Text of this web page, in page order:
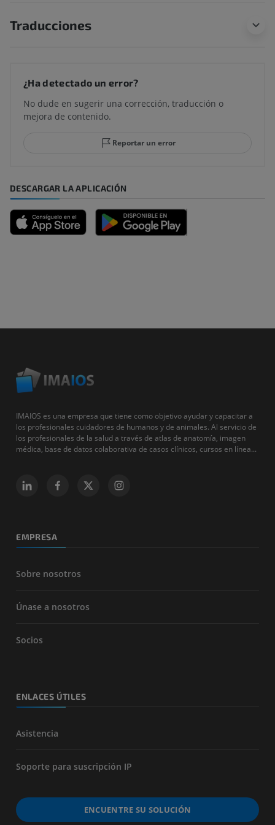
Traducciones
¿Ha detectado un error?
No dude en sugerir una corrección, traducción o
mejora de contenido.
Reportar un error
DESCARGAR LA APLICACIÓN
IMAIOS es una empresa que tiene como objetivo ayudar y capacitar a
los profesionales cuidadores de humanos y de animales. Al servicio de
los profesionales de la salud a través de atlas de anatomía, imagen
médica, base de datos colaborativa de casos clínicos, cursos en línea...
EMPRESA
Sobre nosotros
Únase a nosotros
Socios
ENLACES ÚTILES
Asistencia
Soporte para suscripción IP
ENCUENTRE SU SOLUCIÓN